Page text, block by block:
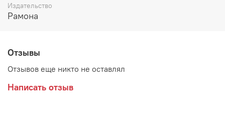
Издательство
Рамона
Отзывы
Отзывов еще никто не оставлял
Написать отзыв